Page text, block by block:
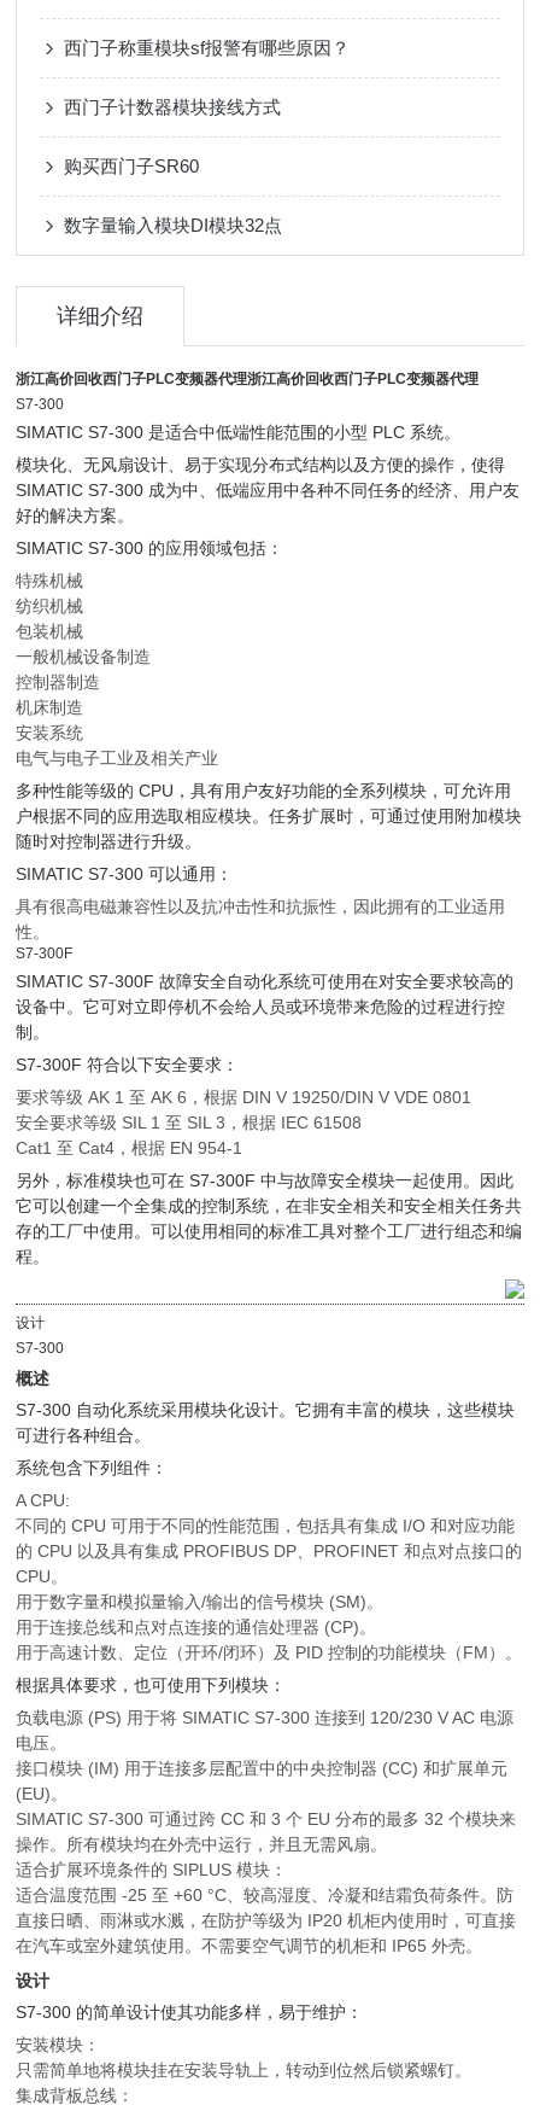
西门子称重模块sf报警有哪些原因？
西门子计数器模块接线方式
购买西门子SR60
数字量输入模块DI模块32点
详细介绍
浙江高价回收西门子PLC变频器代理浙江高价回收西门子PLC变频器代理
S7-300
SIMATIC S7-300 是适合中低端性能范围的小型 PLC 系统。
模块化、无风扇设计、易于实现分布式结构以及方便的操作，使得
SIMATIC S7-300 成为中、低端应用中各种不同任务的经济、用户友
好的解决方案。
SIMATIC S7-300 的应用领域包括：
特殊机械
纺织机械
包装机械
一般机械设备制造
控制器制造
机床制造
安装系统
电气与电子工业及相关产业
多种性能等级的 CPU，具有用户友好功能的全系列模块，可允许用
户根据不同的应用选取相应模块。任务扩展时，可通过使用附加模块
随时对控制器进行升级。
SIMATIC S7-300 可以通用：
具有很高电磁兼容性以及抗冲击性和抗振性，因此拥有的工业适用
性。
S7-300F
SIMATIC S7-300F 故障安全自动化系统可使用在对安全要求较高的
设备中。它可对立即停机不会给人员或环境带来危险的过程进行控
制。
S7-300F 符合以下安全要求：
要求等级 AK 1 至 AK 6，根据 DIN V 19250/DIN V VDE 0801
安全要求等级 SIL 1 至 SIL 3，根据 IEC 61508
Cat1 至 Cat4，根据 EN 954-1
另外，标准模块也可在 S7-300F 中与故障安全模块一起使用。因此
它可以创建一个全集成的控制系统，在非安全相关和安全相关任务共
存的工厂中使用。可以使用相同的标准工具对整个工厂进行组态和编
程。
设计
S7-300
概述
S7-300 自动化系统采用模块化设计。它拥有丰富的模块，这些模块
可进行各种组合。
系统包含下列组件：
A CPU:
不同的 CPU 可用于不同的性能范围，包括具有集成 I/O 和对应功能
的 CPU 以及具有集成 PROFIBUS DP、PROFINET 和点对点接口的
CPU。
用于数字量和模拟量输入/输出的信号模块 (SM)。
用于连接总线和点对点连接的通信处理器 (CP)。
用于高速计数、定位（开环/闭环）及 PID 控制的功能模块（FM）。
根据具体要求，也可使用下列模块：
负载电源 (PS) 用于将 SIMATIC S7-300 连接到 120/230 V AC 电源
电压。
接口模块 (IM) 用于连接多层配置中的中央控制器 (CC) 和扩展单元
(EU)。
SIMATIC S7-300 可通过跨 CC 和 3 个 EU 分布的最多 32 个模块来
操作。所有模块均在外壳中运行，并且无需风扇。
适合扩展环境条件的 SIPLUS 模块：
适合温度范围 -25 至 +60 °C、较高湿度、冷凝和结霜负荷条件。防
直接日晒、雨淋或水溅，在防护等级为 IP20 机柜内使用时，可直接
在汽车或室外建筑使用。不需要空气调节的机柜和 IP65 外壳。
设计
S7-300 的简单设计使其功能多样，易于维护：
安装模块：
只需简单地将模块挂在安装导轨上，转动到位然后锁紧螺钉。
集成背板总线：